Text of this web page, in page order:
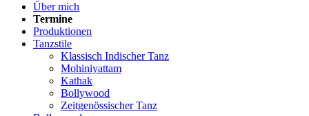
Über mich
Termine
Produktionen
Tanzstile
Klassisch Indischer Tanz
Mohiniyattam
Kathak
Bollywood
Zeitgenössischer Tanz